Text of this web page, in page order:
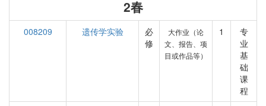
2春
008209 遗传学实验
必
修
大作业（论
文、报告、项
目或作品等）
1
专
业
基
础
课
程